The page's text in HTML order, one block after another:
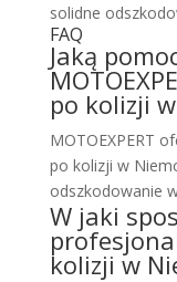
solidne
FAQ
Jaką
po kolizji
MOTOEXPERT
po kolizji w
odszkodowanie
W jaki
kolizji w